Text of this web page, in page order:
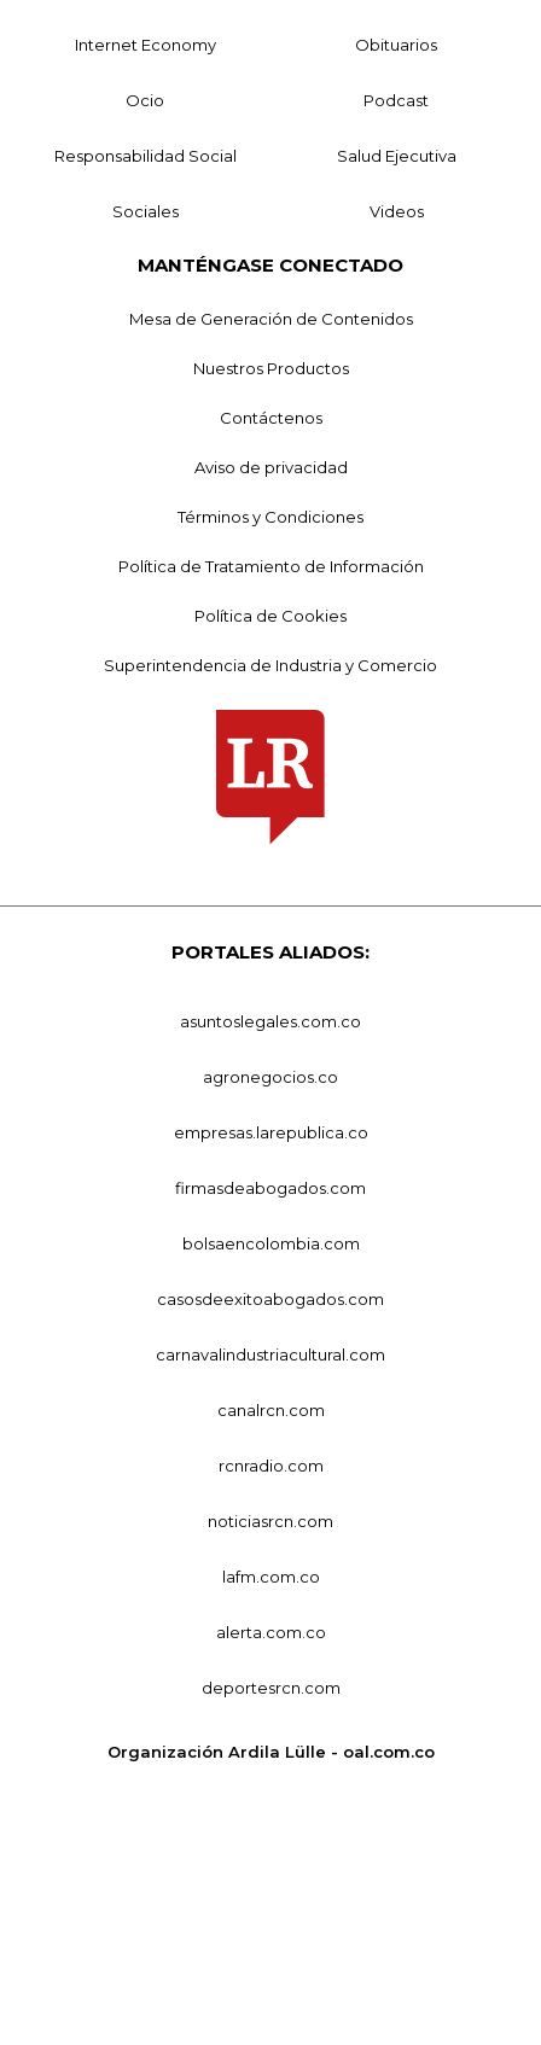
Internet Economy Obituarios
Ocio Podcast
Responsabilidad Social Salud Ejecutiva
Sociales Videos
MANTÉNGASE CONECTADO
Mesa de Generación de Contenidos
Nuestros Productos
Contáctenos
Aviso de privacidad
Términos y Condiciones
Política de Tratamiento de Información
Política de Cookies
Superintendencia de Industria y Comercio
PORTALES ALIADOS:
asuntoslegales.com.co
agronegocios.co
empresas.larepublica.co
firmasdeabogados.com
bolsaencolombia.com
casosdeexitoabogados.com
carnavalindustriacultural.com
canalrcn.com
rcnradio.com
noticiasrcn.com
lafm.com.co
alerta.com.co
deportesrcn.com
Organización Ardila Lülle - oal.com.co